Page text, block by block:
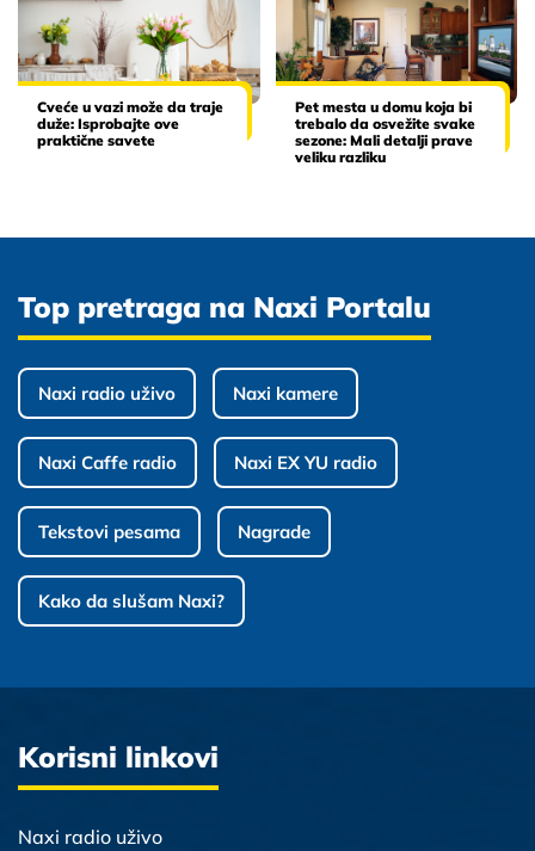
Cveće u vazi može da traje
duže: Isprobajte ove
praktične savete
Pet mesta u domu koja bi
trebalo da osvežite svake
sezone: Mali detalji prave
veliku razliku
Top pretraga na Naxi Portalu
Naxi radio uživo Naxi kamere
Naxi Caffe radio Naxi EX YU radio
Tekstovi pesama Nagrade
Kako da slušam Naxi?
Korisni linkovi
Naxi radio uživo